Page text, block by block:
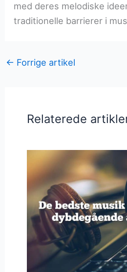
med deres melodiske
traditionelle barrierer i
← Forrige artikel
Relaterede